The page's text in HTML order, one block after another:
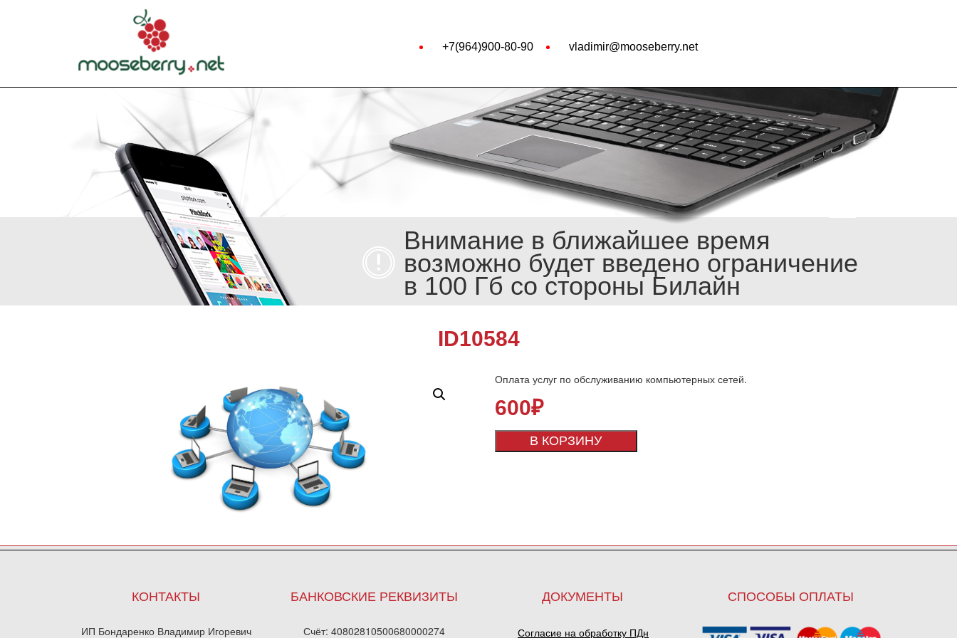
+7(964)900-80-90 vladimir@mooseberry.net
Внимание в ближайшее время
возможно будет введено ограничение
в 100 Гб со стороны Билайн
ID10584
Оплата услуг по обслуживанию компьютерных сетей.
600₽
В КОРЗИНУ
КОНТАКТЫ
ИП Бондаренко Владимир Игоревич
БАНКОВСКИЕ РЕКВИЗИТЫ
Счёт: 40802810500680000274
ДОКУМЕНТЫ
Согласие на обработку ПДн
СПОСОБЫ ОПЛАТЫ